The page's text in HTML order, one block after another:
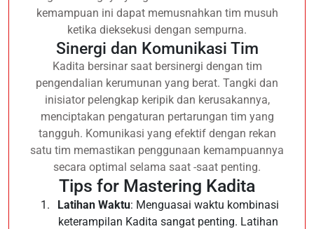
kemampuan ini dapat memusnahkan tim musuh
ketika dieksekusi dengan sempurna.
Sinergi dan Komunikasi Tim
Kadita bersinar saat bersinergi dengan tim
pengendalian kerumunan yang berat. Tangki dan
inisiator pelengkap keripik dan kerusakannya,
menciptakan pengaturan pertarungan tim yang
tangguh. Komunikasi yang efektif dengan rekan
satu tim memastikan penggunaan kemampuannya
secara optimal selama saat -saat penting.
Tips for Mastering Kadita
Latihan Waktu: Menguasai waktu kombinasi
keterampilan Kadita sangat penting. Latihan